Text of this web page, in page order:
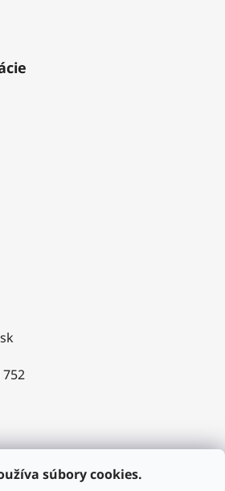
súbory cookies.
752